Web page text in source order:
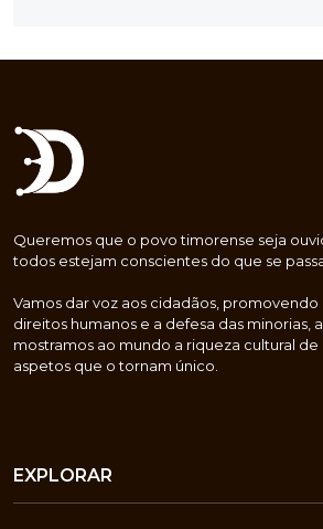
Queremos que o povo timorense seja
todos estejam conscientes do que se
Vamos dar voz aos cidadãos,
direitos humanos e a defesa das minorias,
mostramos ao mundo a riqueza cultural de
aspetos que o tornam único.
EXPLORAR